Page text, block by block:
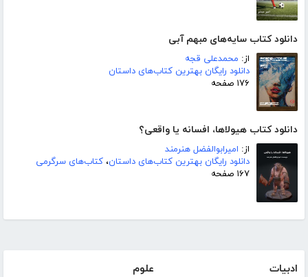
دانلود کتاب سایه‌های مبهم آبی
از: محمدعلی قجه
دانلود رایگان بهترین کتاب‌های داستان
۱۷۶ صفحه
دانلود کتاب هیولاها، افسانه یا واقعی؟
از: امیرابوالفضل هنرمند
دانلود رایگان بهترین کتاب‌های داستان، کتاب‌های سرگرمی
۱۶۷ صفحه
ادبیات علوم